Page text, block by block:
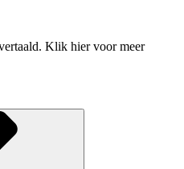
Klik hier voor meer